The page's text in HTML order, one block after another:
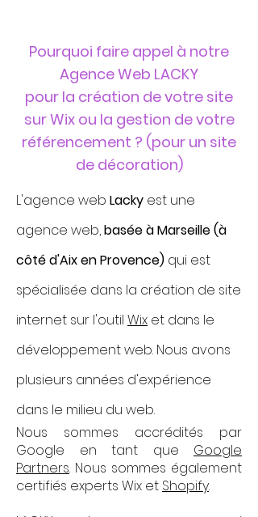
Pourquoi faire appel à notre
Agence Web LACKY
pour la création de votre site
sur Wix ou la gestion de votre
référencement ?​ (pour un site
de décoration)
L'agence web Lacky est une
agence web,basée à Marseille (à
côté d'Aix en Provence) qui est
spécialisée dans la création de site
internet sur l'outil Wix et dans le
développement web. Nous avons
plusieurs années d'expérience
dans le milieu du web.
Nous sommes accrédités par
Google en tant que Google
Partners. Nous sommes également
certifiés experts Wix et Shopify.